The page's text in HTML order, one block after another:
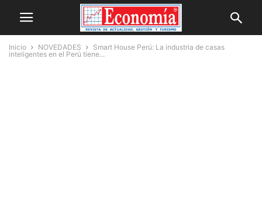
Inicio NOVEDADES
Smart House Perú: La industria de casas
inteligentes en el Perú tiene...